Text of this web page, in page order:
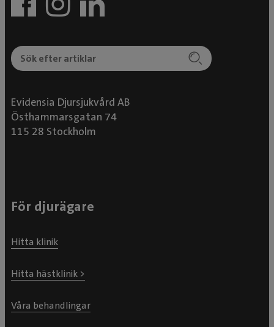
Evidensia Djursjukvård AB
Östhammarsgatan 74
115 28 Stockholm
För djurägare
Hitta klinik
Hitta hästklinik >
Våra behandlingar